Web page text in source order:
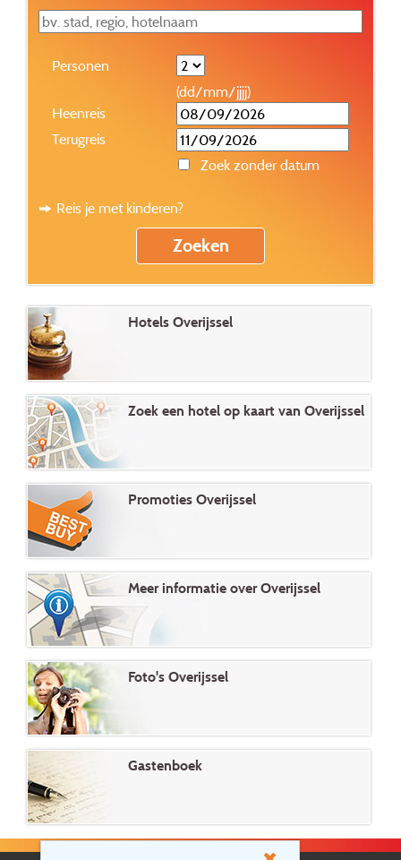
Personen
(dd/mm/jjjj)
Heenreis
Terugreis
Zoek zonder datum
Reis je met kinderen?
Hotels Overijssel
Zoek een hotel op kaart van Overijssel
Promoties Overijssel
Meer informatie over Overijssel
Foto's Overijssel
Gastenboek